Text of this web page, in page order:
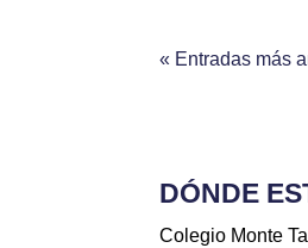
« Entradas más
DÓNDE
Colegio Monte